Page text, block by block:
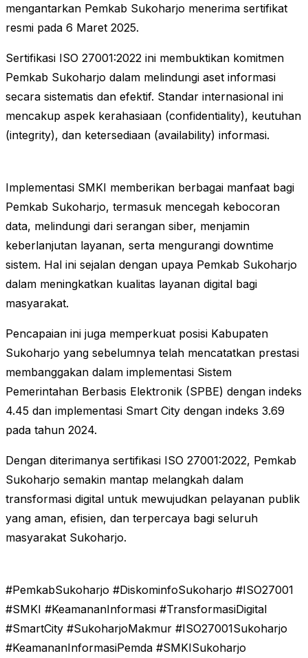
mengantarkan Pemkab Sukoharjo menerima sertifikat
resmi pada 6 Maret 2025.
Sertifikasi ISO 27001:2022 ini membuktikan komitmen
Pemkab Sukoharjo dalam melindungi aset informasi
secara sistematis dan efektif. Standar internasional ini
mencakup aspek kerahasiaan (confidentiality), keutuhan
(integrity), dan ketersediaan (availability) informasi.
Implementasi SMKI memberikan berbagai manfaat bagi
Pemkab Sukoharjo, termasuk mencegah kebocoran
data, melindungi dari serangan siber, menjamin
keberlanjutan layanan, serta mengurangi downtime
sistem. Hal ini sejalan dengan upaya Pemkab Sukoharjo
dalam meningkatkan kualitas layanan digital bagi
masyarakat.
Pencapaian ini juga memperkuat posisi Kabupaten
Sukoharjo yang sebelumnya telah mencatatkan prestasi
membanggakan dalam implementasi Sistem
Pemerintahan Berbasis Elektronik (SPBE) dengan indeks
4.45 dan implementasi Smart City dengan indeks 3.69
pada tahun 2024.
Dengan diterimanya sertifikasi ISO 27001:2022, Pemkab
Sukoharjo semakin mantap melangkah dalam
transformasi digital untuk mewujudkan pelayanan publik
yang aman, efisien, dan terpercaya bagi seluruh
masyarakat Sukoharjo.
#PemkabSukoharjo #DiskominfoSukoharjo #ISO27001
#SMKI #KeamananInformasi #TransformasiDigital
#SmartCity #SukoharjoMakmur #ISO27001Sukoharjo
#KeamananInformasiPemda #SMKISukoharjo